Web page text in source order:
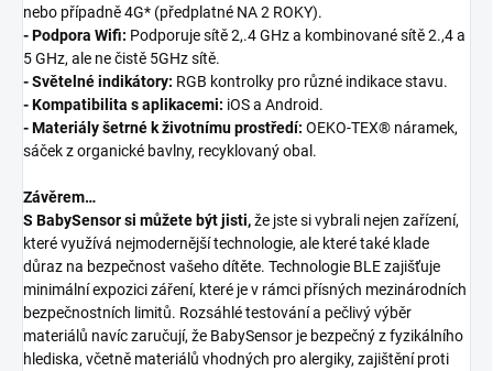
nebo případně 4G* (předplatné NA 2 ROKY).
- Podpora Wifi: Podporuje sítě 2,.4 GHz a kombinované sítě 2.,4 a
5 GHz, ale ne čistě 5GHz sítě.
- Světelné indikátory: RGB kontrolky pro různé indikace stavu.
- Kompatibilita s aplikacemi: iOS a Android.
- Materiály šetrné k životnímu prostředí: OEKO-TEX® náramek,
sáček z organické bavlny, recyklovaný obal.
Závěrem…
S BabySensor si můžete být jisti,že jste si vybrali nejen zařízení,
které využívá nejmodernější technologie, ale které také klade
důraz na bezpečnost vašeho dítěte. Technologie BLE zajišťuje
minimální expozici záření, které je v rámci přísných mezinárodních
bezpečnostních limitů. Rozsáhlé testování a pečlivý výběr
materiálů navíc zaručují, že BabySensor je bezpečný z fyzikálního
hlediska, včetně materiálů vhodných pro alergiky, zajištění proti